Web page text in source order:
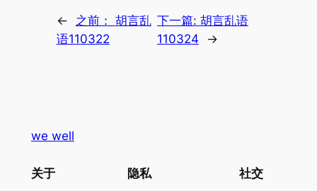
← 之前： 胡言乱
语110322
下一篇: 胡言乱语
110324
→
we well
关于 隐私 社交